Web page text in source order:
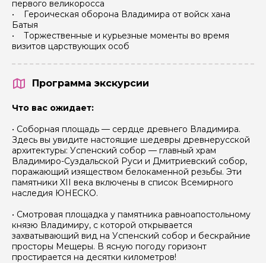
1 2
500 ₽
8
6 500 ₽ 6 500 ₽ 6 500 ₽ 6 500 ₽ 6 500 ₽ 6 500 ₽
500 ₽ 6 500 ₽ 6 500 ₽ 6 500 ₽ 6 500 ₽ 6 500 ₽ 6 500 ₽
22 23 24 25
29 30
6 500 ₽
первого великоросса
• Героическая оборона Владимира от войск хана
Батыя
• Торжественные и курьезные моменты во время
визитов царствующих особ
Программа экскурсии
Что вас ожидает:
• Соборная площадь — сердце древнего Владимира.
Здесь вы увидите настоящие шедевры древнерусской
архитектуры: Успенский собор — главный храм
Владимиро-Суздальской Руси и Дмитриевский собор,
поражающий изяществом белокаменной резьбы. Эти
памятники XII века включены в список Всемирного
наследия ЮНЕСКО.
• Смотровая площадка у памятника равноапостольному
князю Владимиру, с которой открывается
захватывающий вид на Успенский собор и бескрайние
просторы Мещеры. В ясную погоду горизонт
простирается на десятки километров!